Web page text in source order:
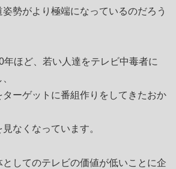
勢がより極端になっているのだろう
年ほど、若い人達をテレビ中毒者に
ーゲットに番組作りをしてきたおか
なくなっています。
してのテレビの価値が低いことに企